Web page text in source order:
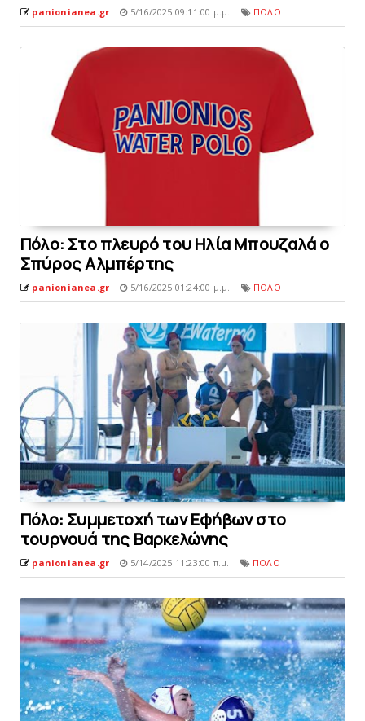
panionianea.gr 5/16/2025 09:11:00 μ.μ. ΠΟΛΟ
Πόλo: Στο πλευρό του Hλία Μπουζαλά ο
Σπύρος Aλμπέρτης
panionianea.gr 5/16/2025 01:24:00 μ.μ. ΠΟΛΟ
Πόλο: Συμμετοχή των Εφήβων στο
τουρνουά της Bαρκελώνης
panionianea.gr 5/14/2025 11:23:00 π.μ. ΠΟΛΟ